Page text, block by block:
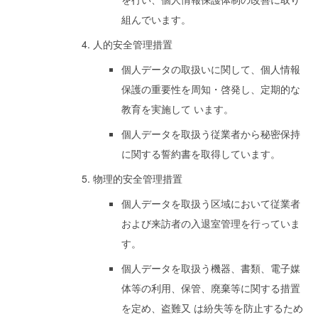
組んでいます。
人的安全管理措置
個人データの取扱いに関して、個人情報
保護の重要性を周知・啓発し、定期的な
教育を実施して います。
個人データを取扱う従業者から秘密保持
に関する誓約書を取得しています。
物理的安全管理措置
個人データを取扱う区域において従業者
および来訪者の入退室管理を行っていま
す。
個人データを取扱う機器、書類、電子媒
体等の利用、保管、廃棄等に関する措置
を定め、盗難又 は紛失等を防止するため